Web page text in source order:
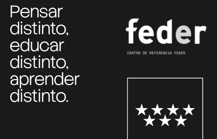
Pensar
distinto,
educar
distinto,
aprender
distinto.